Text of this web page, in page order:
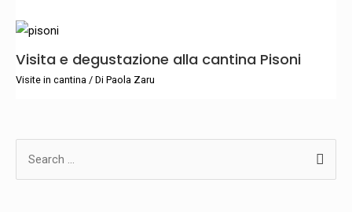
Visita e degustazione alla cantina Pisoni
Visite in cantina / Di Paola Zaru